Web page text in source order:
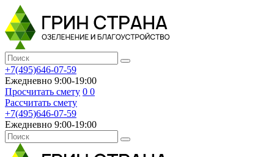
+7(495)646-07-59
Ежедневно 9:00-19:00
Просчитать смету 0 0
Рассчитать смету
+7(495)646-07-59
Ежедневно 9:00-19:00